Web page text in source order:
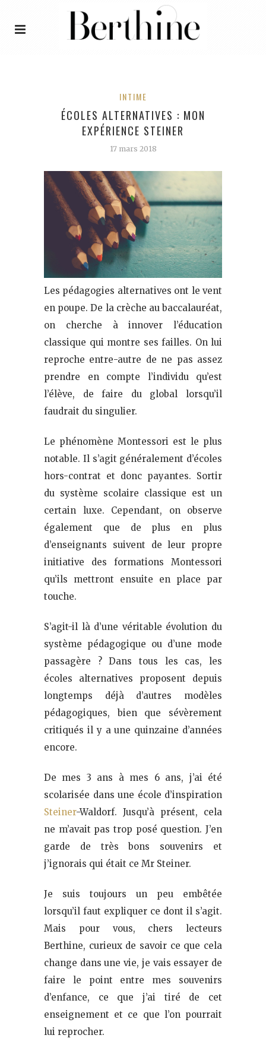
INTIME
ÉCOLES ALTERNATIVES : MON
EXPÉRIENCE STEINER
17 mars 2018
Les pédagogies alternatives ont le vent
en poupe. De la crèche au baccalauréat,
on cherche à innover l’éducation
classique qui montre ses failles. On lui
reproche entre-autre de ne pas assez
prendre en compte l’individu qu’est
l’élève, de faire du global lorsqu’il
faudrait du singulier.
Le phénomène Montessori est le plus
notable. Il s’agit généralement d’écoles
hors-contrat et donc payantes. Sortir
du système scolaire classique est un
certain luxe. Cependant, on observe
également que de plus en plus
d’enseignants suivent de leur propre
initiative des formations Montessori
qu’ils mettront ensuite en place par
touche.
S’agit-il là d’une véritable évolution du
système pédagogique ou d’une mode
passagère ? Dans tous les cas, les
écoles alternatives proposent depuis
longtemps déjà d’autres modèles
pédagogiques, bien que sévèrement
critiqués il y a une quinzaine d’années
encore.
De mes 3 ans à mes 6 ans, j’ai été
scolarisée dans une école d’inspiration
Steiner-Waldorf. Jusqu’à présent, cela
ne m’avait pas trop posé question. J’en
garde de très bons souvenirs et
j’ignorais qui était ce Mr Steiner.
Je suis toujours un peu embêtée
lorsqu’il faut expliquer ce dont il s’agit.
Mais pour vous, chers lecteurs
Berthine, curieux de savoir ce que cela
change dans une vie, je vais essayer de
faire le point entre mes souvenirs
d’enfance, ce que j’ai tiré de cet
enseignement et ce que l’on pourrait
lui reprocher.